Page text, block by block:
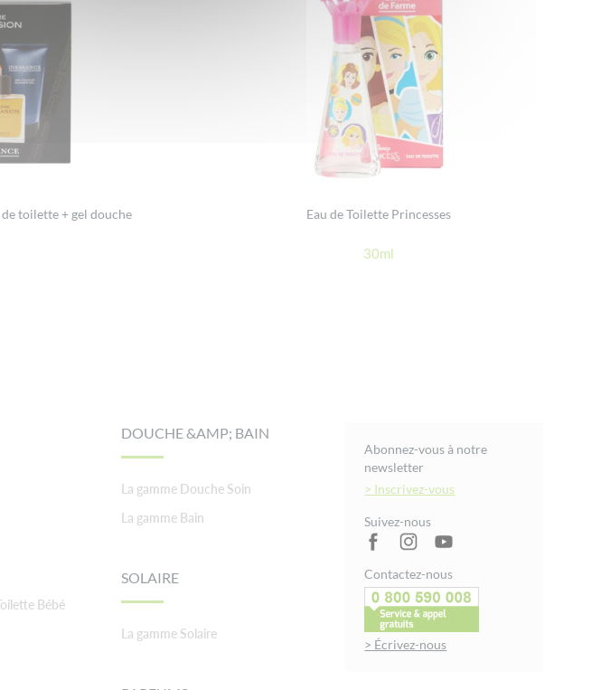
toilette + gel douche Eau de Toilette Princesses
30ml
Bébé
DOUCHE &AMP; BAIN
La gamme Douche Soin
La gamme Bain
SOLAIRE
La gamme Solaire
Abonnez-vous à notre
newsletter
> Inscrivez-vous
Suivez-nous
Contactez-nous
> Écrivez-nous